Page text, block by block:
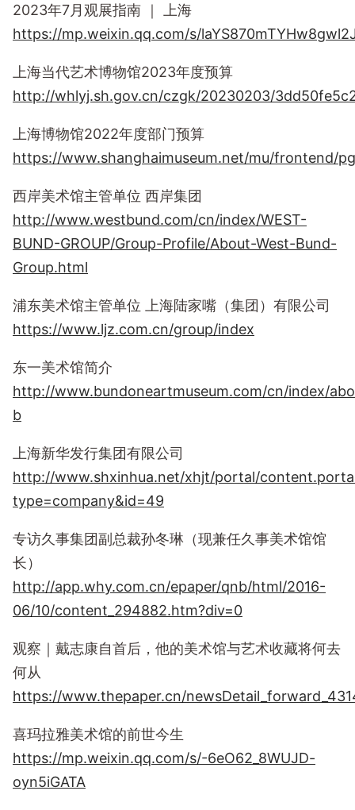
2023年7月观展指南 ｜ 上海
https://mp.weixin.qq.com/s/
上海当代艺术博物馆2023年度预算
http://whlyj.sh.gov.cn/czgk/20230203/
上海博物馆2022年度部门预算
https://www.shanghaimuseum.net/mu/frontend/
西岸美术馆主管单位 西岸集团
http://www.westbund.com/cn/index/WEST-
BUND-GROUP/Group-Profile/About-West-Bund-
Group.html
浦东美术馆主管单位 上海陆家嘴（集团）有限公司
https://www.ljz.com.cn/group/index
东一美术馆简介
http://www.bundoneartmuseum.com/cn/index/
b
上海新华发行集团有限公司
http://www.shxinhua.net/xhjt/portal/
type=company&id=49
专访久事集团副总裁孙冬琳（现兼任久事美术馆馆
长）
http://app.why.com.cn/epaper/qnb/html/2016-
06/10/content_294882.htm?div=0
观察｜戴志康自首后，他的美术馆与艺术收藏将何去
何从
https://www.thepaper.cn/
喜玛拉雅美术馆的前世今生
https://mp.weixin.qq.com/s/-6eO62_8WUJD-
oyn5iGATA